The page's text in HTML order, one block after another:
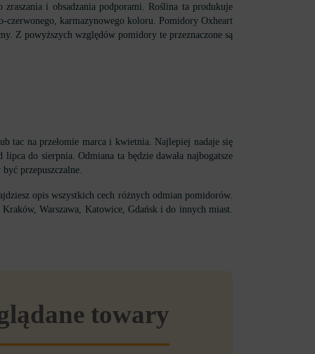
i obsadzania podporami. Roślina ta produkuje
czerwonego, karmazynowego koloru. Pomidory Oxheart
Z powyższych względów pomidory te przeznaczone są
tac na przełomie marca i kwietnia. Najlepiej nadaje się
do sierpnia. Odmiana ta będzie dawała najbogatsze
przepuszczalne.
opis wszystkich cech różnych odmian pomidorów.
Warszawa, Katowice, Gdańsk i do innych miast.
towary